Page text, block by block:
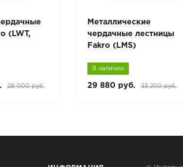
(LWT,
28 000 руб.
Металлические
чердачные лестницы
Fakro (LMS)
В наличии
29 880 руб. 33 200 руб.